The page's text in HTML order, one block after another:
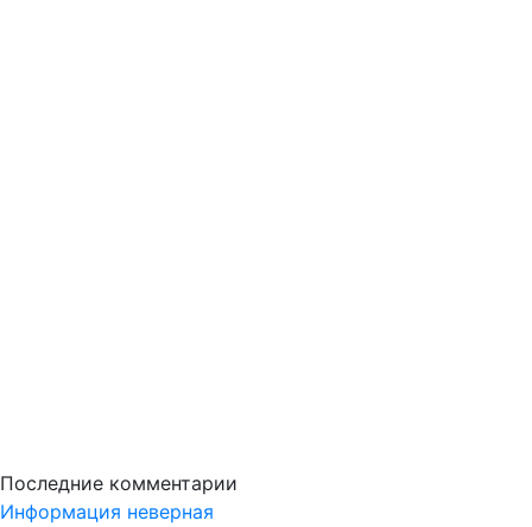
Последние комментарии
Информация неверная